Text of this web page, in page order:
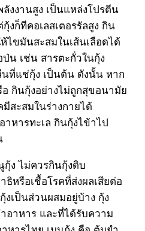
งงานสูง เป็นแหล่งโปรตีน
งก็ทีคอเลสเตอรรัลสูง กิน
ไขมันสะสมในเส้นเลือดได้
ป่น เช่น สารตะกั่วในกุ้ง
ที่แช่กุ้ง เป็นต้น ดังนั้น หาก
อ กินกุ้งอย่างไม่ถูกสุขอนามัย
มีสะสมในร่างกายได้
หารทะเล กินกุ้งไข้าไป
ง ไม่ควรกินกุ้งดิบ
ธิหรือเชื้อโรคที่ส่งผลเสียต่อ
งเป็นส่วนผสมอยู่บ้าง กุ้ง
อาหาร และที่ได้รับความ